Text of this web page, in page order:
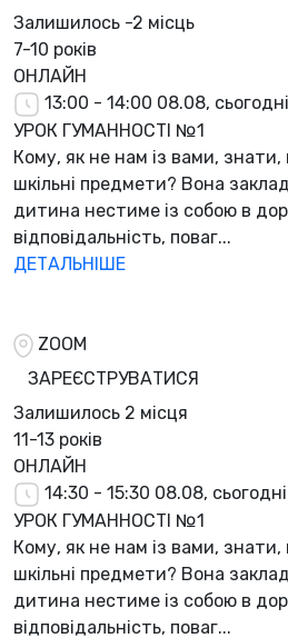
Залишилось -2 місць
7-10 років
ОНЛАЙН
13:00 - 14:00 08.08, сьогодні
УРОК ГУМАННОСТІ №1
Кому, як не нам із вами,
шкільні предмети? Вона
дитина нестиме із собою в
відповідальність, поваг...
ДЕТАЛЬНІШЕ
ZOOM
ЗАРЕЄСТРУВАТИСЯ
Залишилось 2 місця
11-13 років
ОНЛАЙН
14:30 - 15:30 08.08, сьогодні
УРОК ГУМАННОСТІ №1
Кому, як не нам із вами,
шкільні предмети? Вона
дитина нестиме із собою в
відповідальність, поваг...